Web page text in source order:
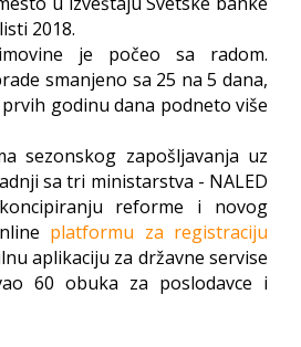
2018.
je počeo sa radom.
smanjeno sa 25 na 5 dana,
godinu dana podneto više
sezonskog zapošljavanja uz
sa tri ministarstva - NALED
reforme i novog
platformu za registraciju
aplikaciju za državne servise
60 obuka za poslodavce i